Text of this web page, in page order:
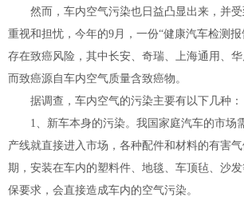
然而，车内空气污染也日益凸显出来，并
重视和担忧，今年的9月，一份“健康汽车检测
存在致癌风险，其中长安、奇瑞、上海通用、华
而致癌源自车内空气质量含致癌物。
据调查，车内空气的污染主要有以下几种：
1、新车本身的污染。我国家庭汽车的市场
产线就直接进入市场，各种配件和材料的有害
期，安装在车内的塑料件、地毯、车顶毡、沙
保要求，会直接造成车内的空气污染。